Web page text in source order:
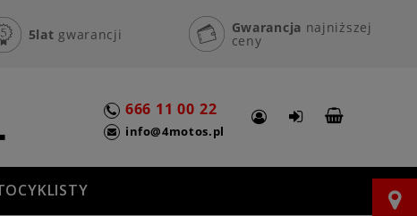
5lat gwarancji Gwarancja najniższej
ceny
666 11 00 22
info@4motos.pl